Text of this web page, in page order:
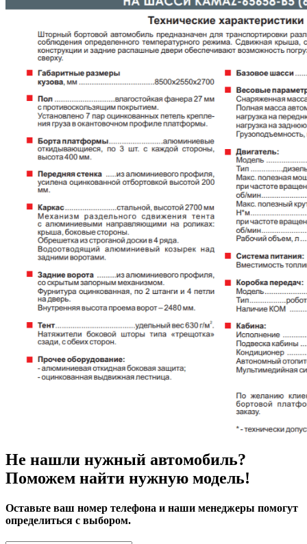
Не нашли нужный автомобиль?
Поможем найти нужную модель!
Оставьте ваш номер телефона и наши менеджеры помогут
определиться с выбором.